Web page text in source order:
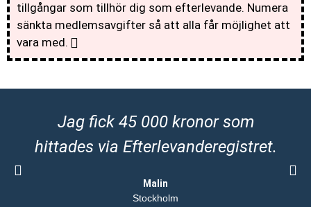
tillgångar som tillhör dig som efterlevande. Numera
sänkta medlemsavgifter så att alla får möjlighet att
vara med.
Jag fick 45 000 kronor som
hittades via Efterlevanderegistret.
Malin
Stockholm